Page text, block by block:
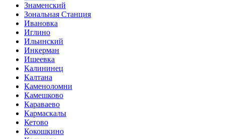
Знаменский
Зональная Станция
Ивановка
Иглино
Ильинский
Инкерман
Ишеевка
Калининец
Калтана
Каменоломни
Камешково
Караваево
Кармаскалы
Кетово
Кокошкино